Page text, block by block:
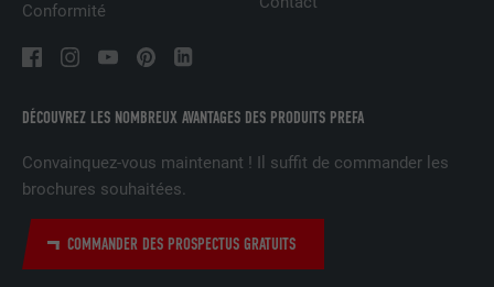
DÉCOUVREZ LES NOMBREUX AVANTAGES DES PRODUITS PREFA
Convainquez-vous maintenant ! Il suffit de commander les
brochures souhaitées.
COMMANDER DES PROSPECTUS GRATUITS
Conformité
EXPIRATION
Utilisé par le service de réseau social
services intégrés
NOM lissc